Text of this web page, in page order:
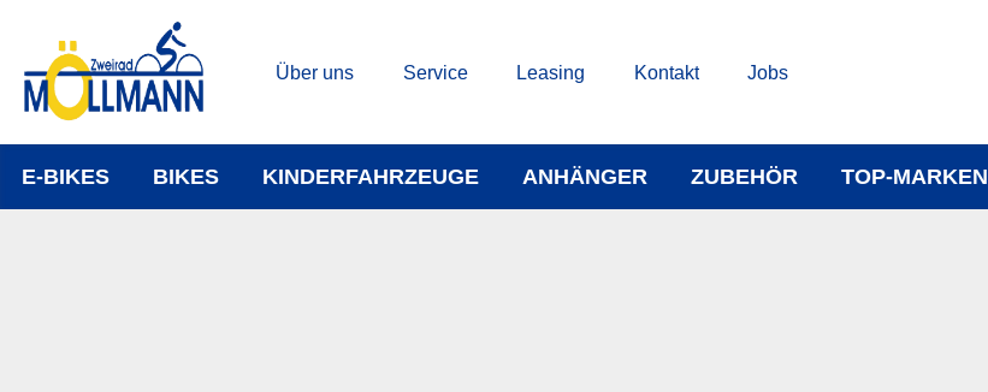
Über uns Service Leasing Kontakt Jobs
E-BIKES BIKES KINDERFAHRZEUGE ANHÄNGER ZUBEHÖR TOP-MARKEN